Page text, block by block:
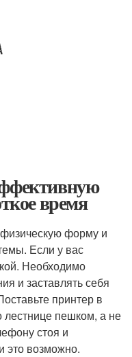
время
форму и
Если у вас
Необходимо
и заставлять себя
принтер в
лестнице пешком, а не
стоя и
это возможно.